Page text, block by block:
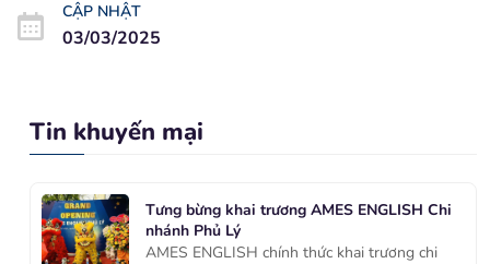
CẬP NHẬT
03/03/2025
Tin khuyến mại
Tưng bừng khai trương AMES ENGLISH Chi
nhánh Phủ Lý
AMES ENGLISH chính thức khai trương chi